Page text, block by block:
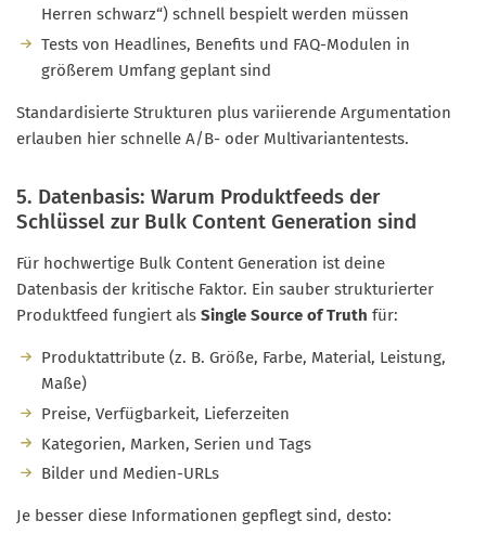
Herren schwarz“) schnell bespielt werden müssen
Tests von Headlines, Benefits und FAQ-Modulen in
größerem Umfang geplant sind
Standardisierte Strukturen plus variierende Argumentation
erlauben hier schnelle A/B- oder Multivariantentests.
5. Datenbasis: Warum Produktfeeds der
Schlüssel zur Bulk Content Generation sind
Für hochwertige Bulk Content Generation ist deine
Datenbasis der kritische Faktor. Ein sauber strukturierter
Produktfeed fungiert als Single Source of Truth für:
Produktattribute (z. B. Größe, Farbe, Material, Leistung,
Maße)
Preise, Verfügbarkeit, Lieferzeiten
Kategorien, Marken, Serien und Tags
Bilder und Medien-URLs
Je besser diese Informationen gepflegt sind, desto: